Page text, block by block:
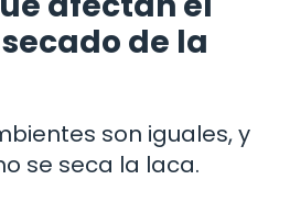
de la
son iguales, y
se seca la laca.